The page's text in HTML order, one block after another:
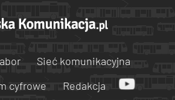
Sieć komunikacyjna
cyfrowe Redakcja